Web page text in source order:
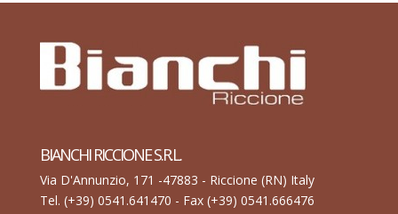
BIANCHI RICCIONE S.R.L.
Via D'Annunzio, 171 -47883 - Riccione (RN) Italy
Tel. (+39) 0541.641470 - Fax (+39) 0541.666476